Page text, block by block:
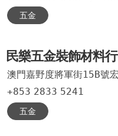
五金
民樂五金裝飾材料行
澳門嘉野度將軍街15B號
+853 2833 5241
五金